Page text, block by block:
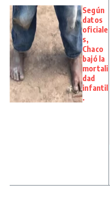
Según
datos
oficiale
s,
Chaco
bajó la
mortali
dad
infantil
.